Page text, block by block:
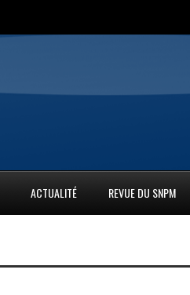
ACTUALITÉ REVUE DU SNPM